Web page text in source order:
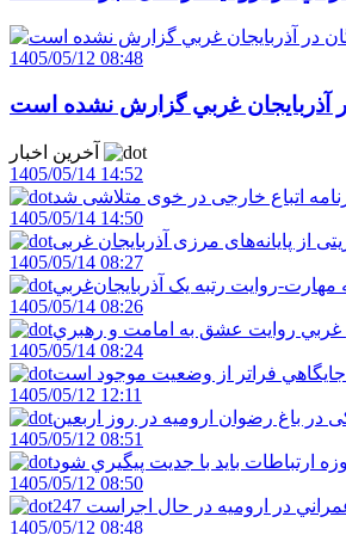
1405/05/12 08:48
آذربايجان غربي گزارش نشده است
1405/05/14 14:52
اتباع خارجی در خوی متلاشی شد
1405/05/14 14:50
1405/05/14 08:27
مهارت-روايت رتبه يک آذربايجان‌غربي
1405/05/14 08:26
غربي روايت عشق به امامت و رهبري
1405/05/14 08:24
جايگاهي فراتر از وضعيت موجود است
1405/05/12 12:11
در باغ رضوان ارومیه در روز اربعین
1405/05/12 08:51
ارتباطات بايد با جديت پيگيري شود
1405/05/12 08:50
عمراني در اروميه در حال اجراست
1405/05/12 08:48